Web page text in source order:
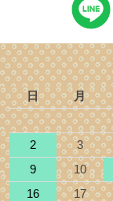
日 月
2
3
9
10
16
17